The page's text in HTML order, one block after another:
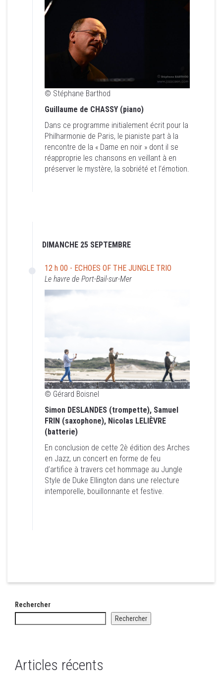
© Stéphane Barthod
Guillaume de CHASSY (piano)
Dans ce programme initialement écrit pour la
Philharmonie de Paris, le pianiste part à la
rencontre de la « Dame en noir » dont il se
réapproprie les chansons en veillant à en
préserver le mystère, la sobriété et l’émotion.
DIMANCHE 25 SEPTEMBRE
12 h 00 - ECHOES OF THE JUNGLE TRIO
Le havre de Port-Bail-sur-Mer
© Gérard Boisnel
Simon DESLANDES (trompette), Samuel
FRIN (saxophone), Nicolas LELIÈVRE
(batterie)
En conclusion de cette 2è édition des Arches
en Jazz, un concert en forme de feu
d’artifice à travers cet hommage au Jungle
Style de Duke Ellington dans une relecture
intemporelle, bouillonnante et festive.
Philharmonie de Paris, le pianiste part à la
rencontre de la « Dame en noir » dont il se
réapproprie les chansons en veillant à en
préserver le mystère, la sobriété et l’émotion.
DIMANCHE 25
SEPTEMBRE
12 h 00 - ECHOES OF THE
JUNGLE TRIO
Le havre de Port-Bail-sur-Mer
© Gérard Boisnel
Simon DESLANDES (trompette), Samuel
FRIN (saxophone), Nicolas LELIÈVRE
(batterie)
En conclusion de cette 2è édition des Arches
en Jazz, un concert en forme de feu d’artifice
à travers cet hommage au Jungle Style de
Duke Ellington dans une relecture
Rechercher
Rechercher
Articles récents